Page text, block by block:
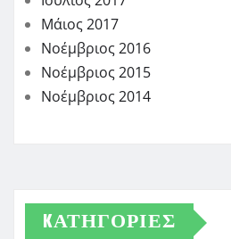
Μάιος 2017
Νοέμβριος 2016
Νοέμβριος 2015
Νοέμβριος 2014
KΑΤΗΓΟΡΊΕΣ